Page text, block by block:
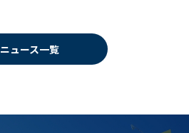
ニュース一覧